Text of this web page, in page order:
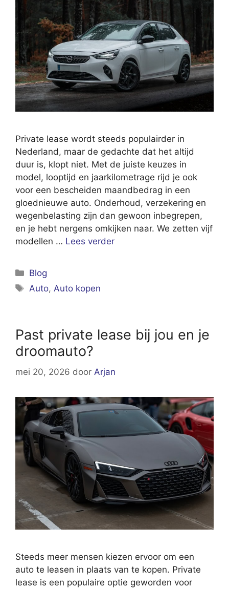
Private lease wordt steeds populairder in
Nederland, maar de gedachte dat het altijd
duur is, klopt niet. Met de juiste keuzes in
model, looptijd en jaarkilometrage rijd je ook
voor een bescheiden maandbedrag in een
gloednieuwe auto. Onderhoud, verzekering en
wegenbelasting zijn dan gewoon inbegrepen,
en je hebt nergens omkijken naar. We zetten vijf
modellen … Lees verder
Categorieën
Blog
Tags
Auto,Auto kopen
Past private lease bij jou en je
droomauto?
mei 20, 2026 door Arjan
Steeds meer mensen kiezen ervoor om een
auto te leasen in plaats van te kopen. Private
lease is een populaire optie geworden voor